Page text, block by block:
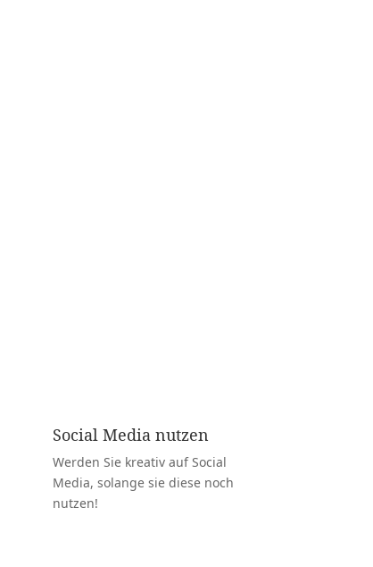
Social Media nutzen
Werden Sie kreativ auf Social
Media, solange sie diese noch
nutzen!